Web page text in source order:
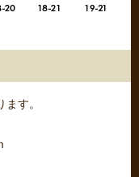
す。